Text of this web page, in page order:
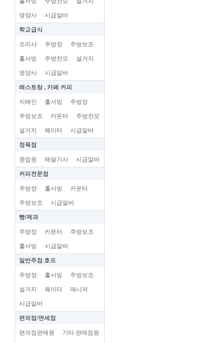
영양사 시급알바
학교급식
조리사 주방장 주방보조
홀서빙 주방찬모 설거지
영양사 시급알바
레스토랑 , 카페 커피
지배인 홀서빙 주방장
주방보조 카운터 주방찬모
설거지 웨이터 시급알바
정육점
종업원 배달기사 시급알바
커피전문점
주방장 홀서빙 카운터
주방보조 시급알바
빵/제과
주방장 카운터 주방보조
홀서빙 시급알바
일반주점.호프
주방장 홀서빙 주방보조
설거지 웨이터 매니저
시급알바
편의점/면세점
편의점판매원 기타 판매점원